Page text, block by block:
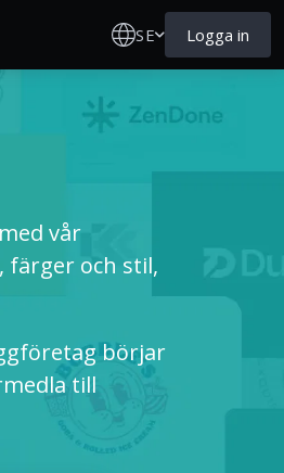
SE Logga in
vår
färger och stil,
börjar
till